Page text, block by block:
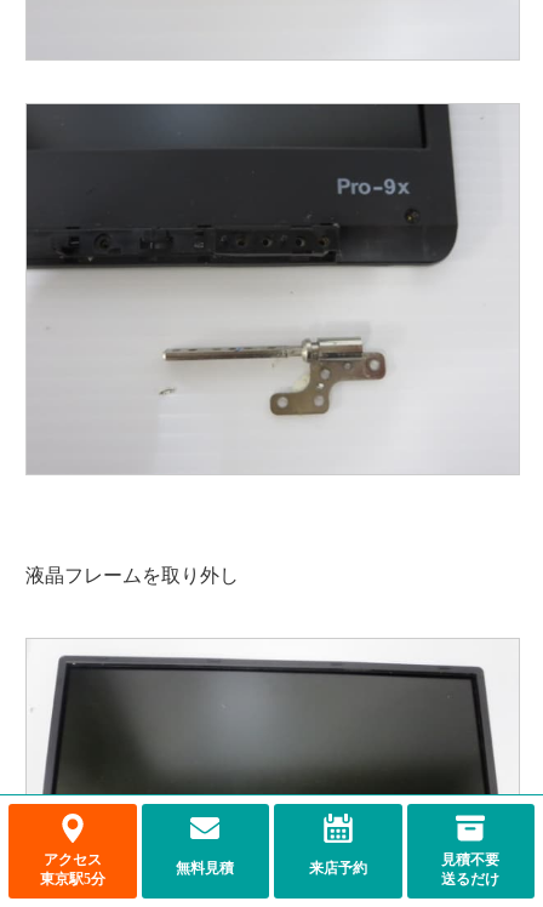
液晶フレームを取り外し
アクセス
東京駅5分
無料見積 来店予約
見積不要
送るだけ